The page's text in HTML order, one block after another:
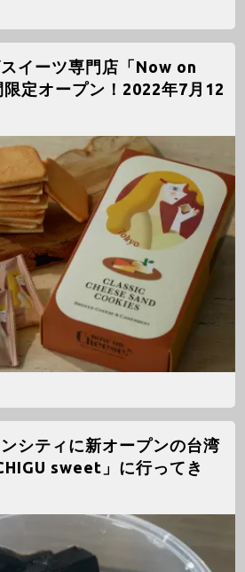
イーツ専門店「Now on
定オープン！2022年7月12
シティに新オープンの台湾
sweet」に行ってき